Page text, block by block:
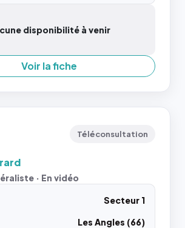
disponibilité à venir
Voir la fiche
Téléconsultation
· En vidéo
Secteur 1
Les Angles (66)